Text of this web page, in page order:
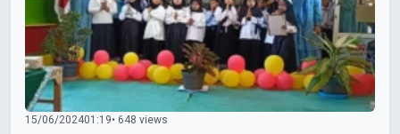
15/06/202401:19• 648 views